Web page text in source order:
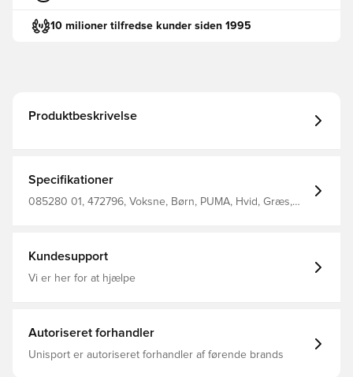
10 milioner tilfredse kunder siden 1995
Produktbeskrivelse
Specifikationer
085280 01, 472796, Voksne, Børn, PUMA, Hvid, Græs,
Kundesupport
Vi er her for at hjælpe
Autoriseret forhandler
Unisport er autoriseret forhandler af førende brands